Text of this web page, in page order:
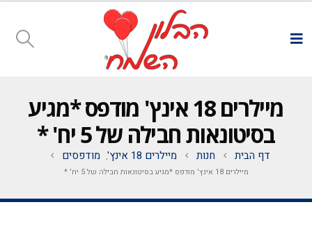
מיילרים 18 אינץ' מודפס *מגיע
בסיטונאות חבילה של 5 יח' *
דף הבית חנות מיילרים 18 אינץ' , מודפסים
מיילרים 18 אינץ' מודפס *מגיע בסיטונאות חבילה של 5 יח' *